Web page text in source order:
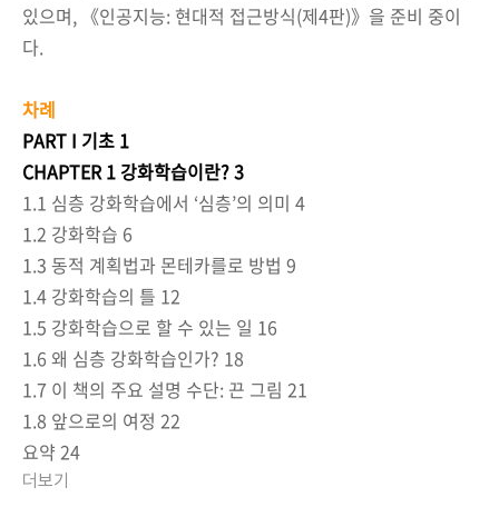
있으며, 《인공지능: 현대적 접근방식(제4판)》을 준비 중이
다.
차례
PART I 기초 1
CHAPTER 1 강화학습이란? 3
1.1 심층 강화학습에서 ‘심층’의 의미 4
1.2 강화학습 6
1.3 동적 계획법과 몬테카를로 방법 9
1.4 강화학습의 틀 12
1.5 강화학습으로 할 수 있는 일 16
1.6 왜 심층 강화학습인가? 18
1.7 이 책의 주요 설명 수단: 끈 그림 21
1.8 앞으로의 여정 22
요약 24
더보기